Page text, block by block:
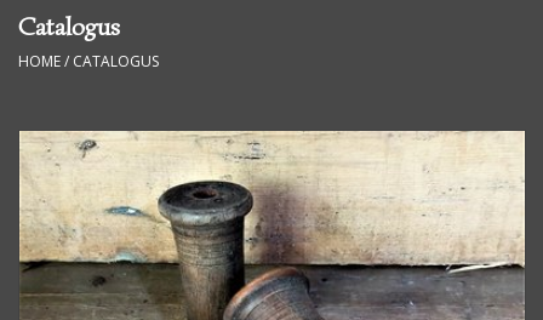
Keukenspullen
Boeken & Documenten
Klein Meubelen
Luiken
Catalogus
HOME/ CATALOGUS